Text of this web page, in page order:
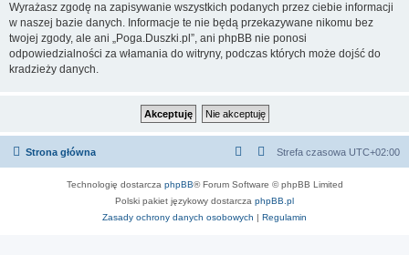
Wyrażasz zgodę na zapisywanie wszystkich podanych przez ciebie informacji
w naszej bazie danych. Informacje te nie będą przekazywane nikomu bez
twojej zgody, ale ani „Poga.Duszki.pl”, ani phpBB nie ponosi
odpowiedzialności za włamania do witryny, podczas których może dojść do
kradzieży danych.
Strona główna Strefa czasowa UTC+02:00
Technologię dostarcza phpBB® Forum Software © phpBB Limited
Polski pakiet językowy dostarcza phpBB.pl
Zasady ochrony danych osobowych | Regulamin